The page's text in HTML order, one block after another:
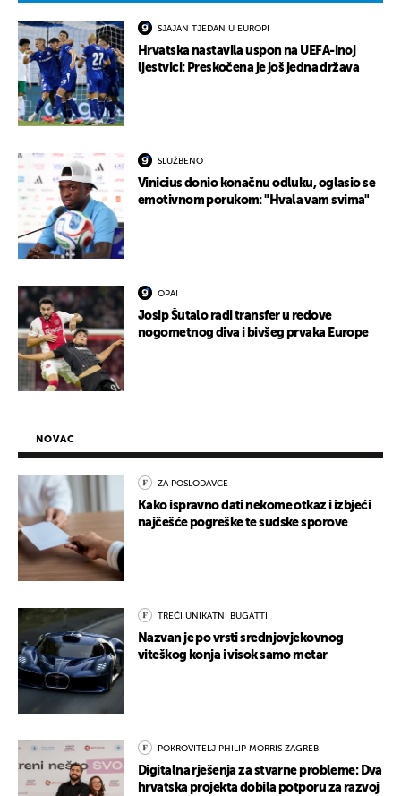
SJAJAN TJEDAN U EUROPI
Hrvatska nastavila uspon na UEFA-inoj
ljestvici: Preskočena je još jedna država
SLUŽBENO
Vinicius donio konačnu odluku, oglasio se
emotivnom porukom: "Hvala vam svima"
OPA!
Josip Šutalo radi transfer u redove
nogometnog diva i bivšeg prvaka Europe
NOVAC
ZA POSLODAVCE
Kako ispravno dati nekome otkaz i izbjeći
najčešće pogreške te sudske sporove
TREĆI UNIKATNI BUGATTI
Nazvan je po vrsti srednjovjekovnog
viteškog konja i visok samo metar
POKROVITELJ PHILIP MORRIS ZAGREB
Digitalna rješenja za stvarne probleme: Dva
hrvatska projekta dobila potporu za razvoj